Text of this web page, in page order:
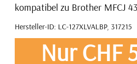
kompatibel zu Brother MFCJ
Hersteller-ID: LC-127XLVALBP, 317215
Nur CHF